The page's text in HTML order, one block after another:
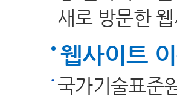
새로 방문한
웹사이트
국가기술표준